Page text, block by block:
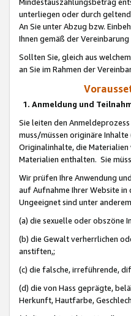
unterliegen oder durch
An Sie unter Abzug bzw.
Ihnen gemäß der
Sollten Sie, gleich aus
an Sie im Rahmen der
1. Anmeldung und
Sie leiten den
muss/müssen originäre
Originalinhalte, die
Materialien enthalten. Sie
Wir prüfen Ihre Anwendung
auf Aufnahme Ihrer Website
Ungeeignet sind unter
(a) die sexuelle oder obszöne
(b) die Gewalt verherrlichen
anstiften,;
(c) die falsche, irreführende,
(d) die von Hass geprägte,
Herkunft, Hautfarbe,